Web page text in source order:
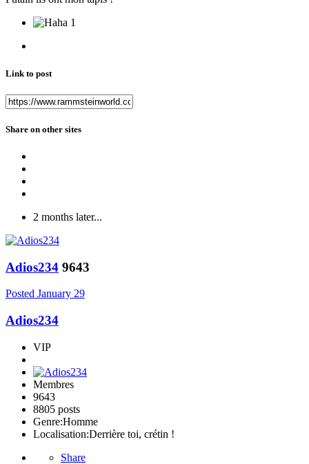
1
Link to post
Share on other sites
2 months later...
Adios234 9643
Posted January 29
Adios234
VIP
Membres
9643
8805 posts
Genre:Homme
Localisation:Derrière toi, crétin !
Share